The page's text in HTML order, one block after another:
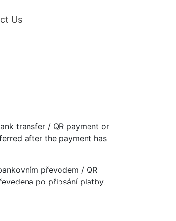
Us
transfer / QR payment or
after the payment has
převodem / QR
po připsání platby.